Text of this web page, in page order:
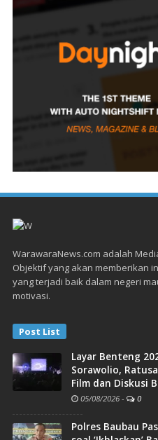
WarawaraNews.com adalah
Objektif yang akan memberikan
yang terjadi baik dalam negeri
motivasi.
Post List
Layar Benteng
Sorawolio,
Film dan Diskusi
05/08/2026 - 0
Polres Baubau